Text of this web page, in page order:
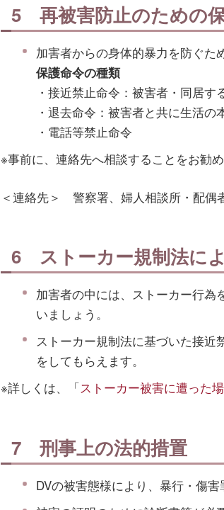
5 再被害防止のための
加害者からの身体的暴力を防ぐた
保護命令の種類
・接近禁止命令：被害者・同居
・退去命令：被害者と共に生活
・電話等禁止命令
※事前に、連絡先へ相談することをお勧め
＜連絡先＞ 警察署、婦人相談所・配偶
6 ストーカー規制法に
加害者の中には、ストーカー行為
いましょう。
ストーカー規制法に基づいた接近
をしてもらえます。
※詳しくは、「ストーカー被害に遭った
7 刑事上の法的措置
DVの被害態様により、暴行・傷